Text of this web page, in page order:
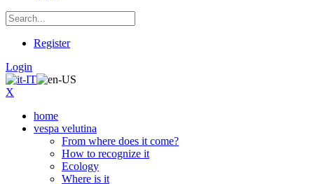
Register
Login
X
home
vespa velutina
From where does it come?
How to recognize it
Ecology
Where is it